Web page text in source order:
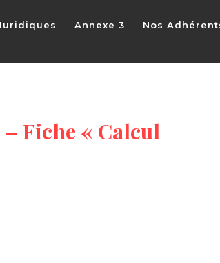
Annexe 3 Nos
Fiche « Calcul